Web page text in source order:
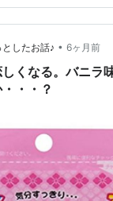
イボールを飲む習
み易い。 晩酌は、
る前のハイボール…
したお話♪ • 6ヶ月前
くなる。バニラ
・・？